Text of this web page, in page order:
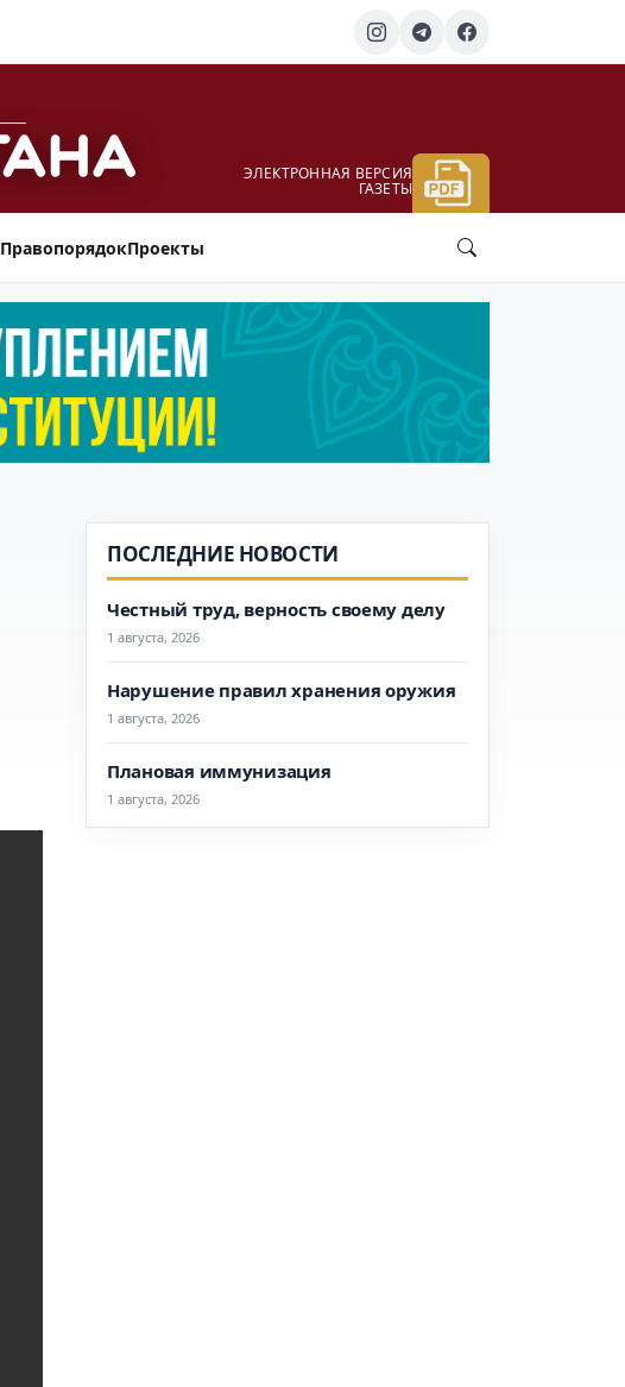
ЭЛЕКТРОННАЯ ВЕРСИЯ
ГАЗЕТЫ
ПравопорядокПроекты
ПОСЛЕДНИЕ НОВОСТИ
Честный труд, верность своему делу
1 августа, 2026
Нарушение правил хранения оружия
1 августа, 2026
Плановая иммунизация
1 августа, 2026